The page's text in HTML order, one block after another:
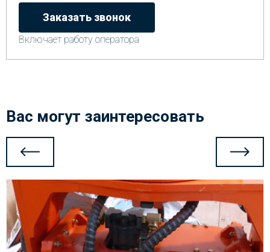
Заказать звонок
Включает работу оператора
Вас могут заинтересовать